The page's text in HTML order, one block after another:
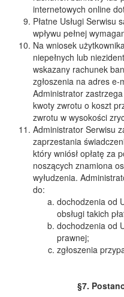
internetowych online
Płatne Usługi Serwisu
wpływu pełnej
Na wniosek
niepełnych lub
wskazany rachunek
zgłoszenia na adres
Administrator
kwoty zwrotu o koszt
zwrotu w wysokości
Administrator Serwisu
zaprzestania
który wniósł opłatę za
noszących znamiona
wyłudzenia.
do:
dochodzenia od
obsługi takich
dochodzenia od
prawnej;
zgłoszenia
§7.